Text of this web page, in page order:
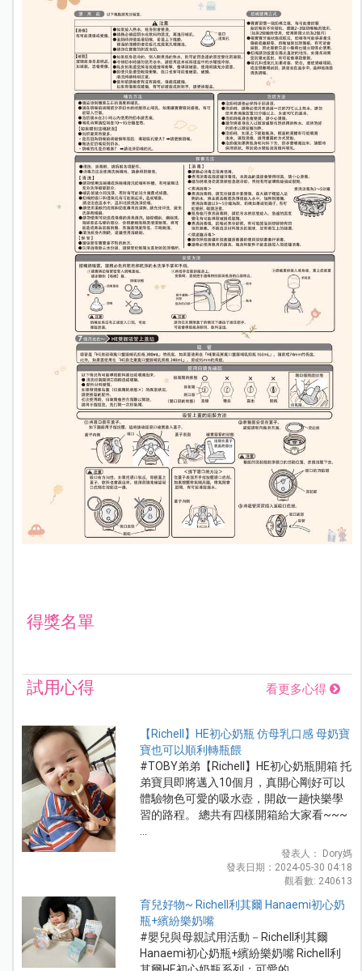
得獎名單
試用心得 看更多心得
【Richell】HE初心奶瓶 仿母乳口感 母奶寶
寶也可以順利轉瓶餵
#TOBY弟弟【Richell】HE初心奶瓶開箱 托
弟寶貝即將邁入10個月，真開心剛好可以
體驗物色可愛的吸水壺，開啟一趟快樂學
習的路程。 總共有四樣開箱給大家看~~~
...
發表人： Dory媽
發表日期：2024-05-30 04:18
觀看數: 240613
育兒好物~ Richell利其爾 Hanaemi初心奶
瓶+繽紛樂奶嘴
#嬰兒與母親試用活動－Richell利其爾
Hanaemi初心奶瓶+繽紛樂奶嘴 Richell利